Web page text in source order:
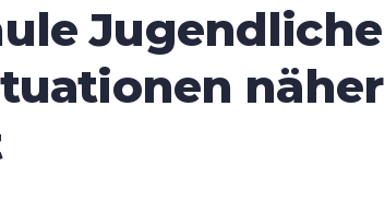
Jugendliche
näher